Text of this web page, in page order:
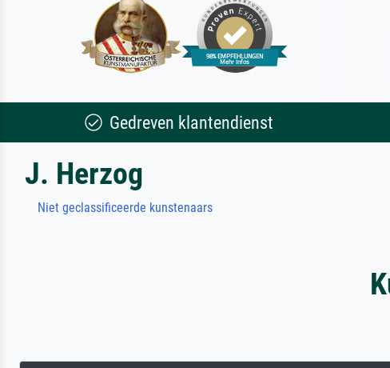
Gedreven klantendienst
J. Herzog
Niet geclassificeerde kunstenaars